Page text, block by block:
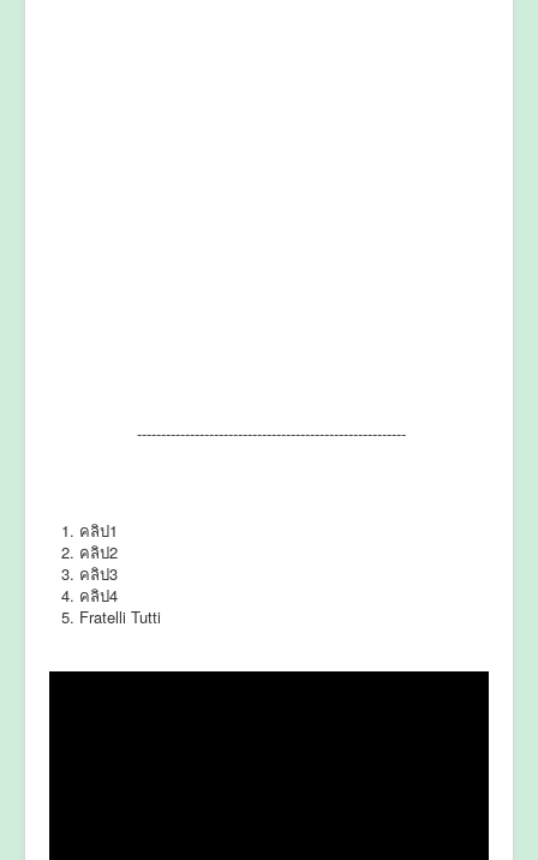
--------------------------------------------------------
คลิป1
คลิป2
คลิป3
คลิป4
Fratelli Tutti